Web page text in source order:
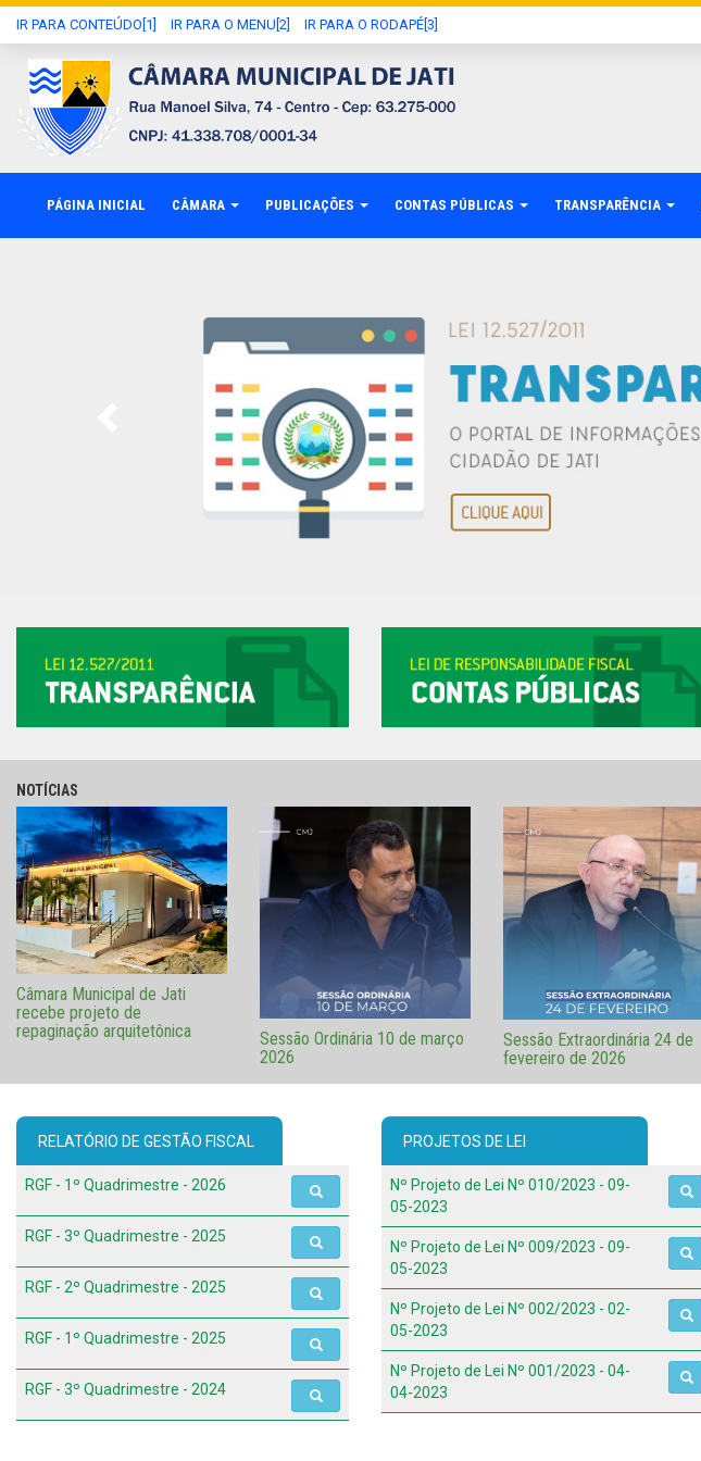
IR PARA CONTEÚDO[1] IR PARA O MENU[2] IR PARA O RODAPÉ[3]
PÁGINA INICIAL CÂMARA PUBLICAÇÕES CONTAS PÚBLICAS TRANSPARÊNCIA
NOTÍCIAS
Câmara Municipal de Jati
recebe projeto de
repaginação arquitetônica
Sessão Ordinária 10 de março
2026
Sessão Extraordinária 24 de
fevereiro de 2026
RELATÓRIO DE GESTÃO FISCAL
RGF - 1º Quadrimestre - 2026
RGF - 3º Quadrimestre - 2025
RGF - 2º Quadrimestre - 2025
RGF - 1º Quadrimestre - 2025
RGF - 3º Quadrimestre - 2024
PROJETOS DE LEI
Nº Projeto de Lei Nº 010/2023 - 09-
05-2023
Nº Projeto de Lei Nº 009/2023 - 09-
05-2023
Nº Projeto de Lei Nº 002/2023 - 02-
05-2023
Nº Projeto de Lei Nº 001/2023 - 04-
04-2023